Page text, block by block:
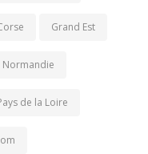
Grand Est
Normandie
de la Loire